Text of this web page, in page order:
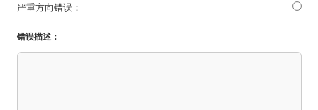
严重方向错误：
错误描述：